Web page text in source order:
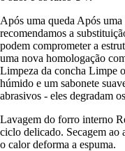
Após uma queda Após
recomendamos a
podem comprometer a
uma nova homologação
Limpeza da concha Limpe
húmido e um sabonete
abrasivos - eles degradam
Lavagem do forro interno
ciclo delicado. Secagem ao
o calor deforma a espuma.